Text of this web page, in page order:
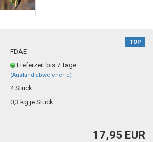
TOP
FDAE
Lieferzeit bis 7 Tage
(Ausland abweichend)
4Stück
0,3 kg je Stück
17,95 EUR